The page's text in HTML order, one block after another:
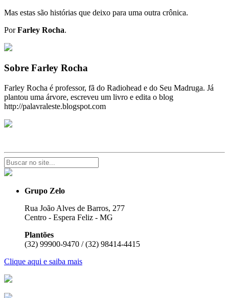
Mas estas são histórias que deixo para uma outra crônica.
PorFarley Rocha.
Sobre Farley Rocha
Farley Rocha é professor, fã do Radiohead e do Seu Madruga. Já
plantou uma árvore, escreveu um livro e edita o blog
http://palavraleste.blogspot.com
Grupo Zelo
Rua João Alves de Barros, 277
Centro - Espera Feliz - MG
Plantões
(32) 99900-9470 / (32) 98414-4415
Clique aqui e saiba mais